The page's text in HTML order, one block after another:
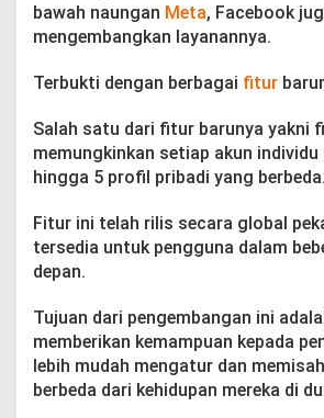
s
a
B
a
5
P
o
i
l
bawah naungan Meta, Facebook
mengembangkan layanannya.
Terbukti dengan berbagai fitur
Salah satu dari fitur barunya yakni
memungkinkan setiap akun
hingga 5 profil pribadi yang berbeda.
Fitur ini telah rilis secara global
tersedia untuk pengguna dalam
depan.
Tujuan dari pengembangan ini
memberikan kemampuan kepada
lebih mudah mengatur dan
berbeda dari kehidupan mereka di